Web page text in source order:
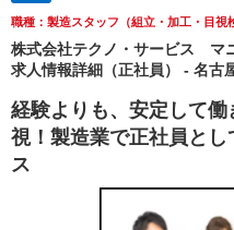
職種：製造スタッフ（組立・加工・目視
株式会社テクノ・サービス マ
求人情報詳細（正社員） - 名古
経験よりも、安定して
視！製造業で正社員と
ス